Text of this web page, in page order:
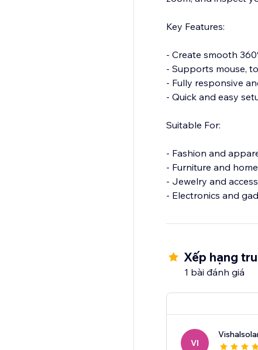
Key Features:
- Create smooth
- Supports mouse,
- Fully responsive
- Quick and easy
Suitable For:
- Fashion and
- Furniture and
- Jewelry and
- Electronics and
conversions.
Support is
Start your free trial
Xếp hạng
1 bài đánh giá
VI